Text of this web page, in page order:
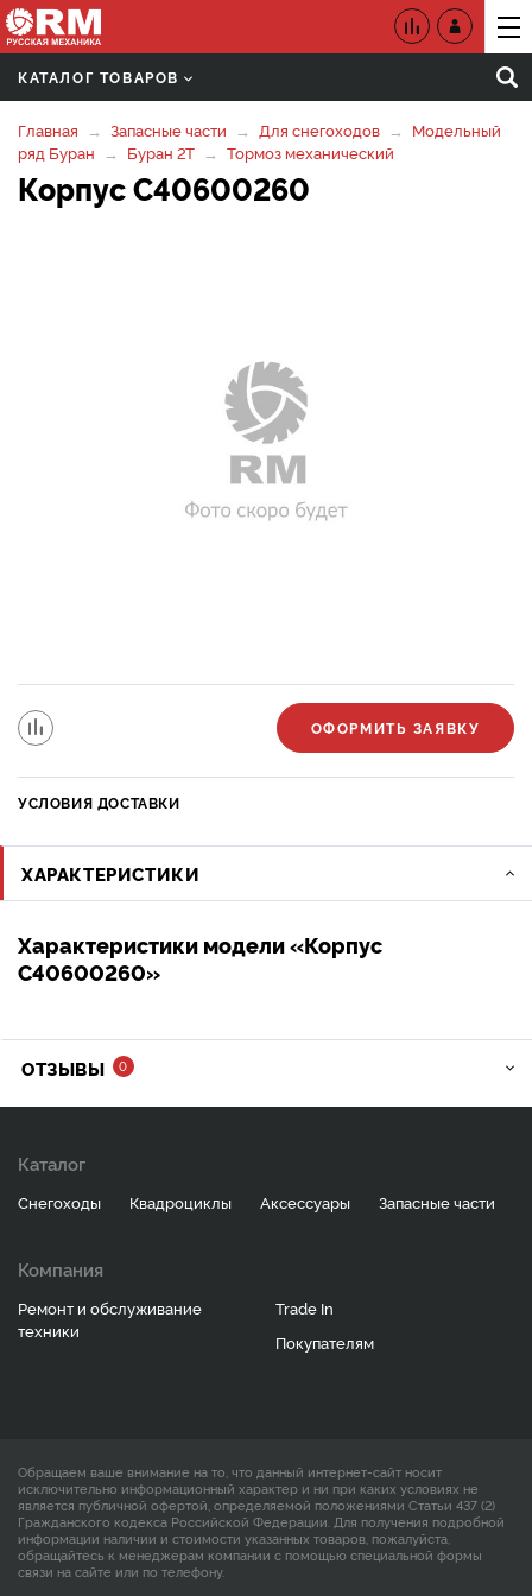
КАТАЛОГ ТОВАРОВ
Главная Запасные части Для снегоходов
Модельный
ряд Буран
Буран 2Т Тормоз механический
Корпус C40600260
ОФОРМИТЬ ЗАЯВКУ
УСЛОВИЯ ДОСТАВКИ
ХАРАКТЕРИСТИКИ
Характеристики модели «Корпус
C40600260»
ОТЗЫВЫ 0
Каталог
Снегоходы Квадроциклы Аксессуары Запасные части
Компания
Ремонт и обслуживание
техники
Trade In
Покупателям
Обращаем ваше внимание на то, что данный интернет-сайт носит
исключительно информационный характер и ни при каких условиях не
является публичной офертой, определяемой положениями Статьи 437 (2)
Гражданского кодекса Российской Федерации. Для получения подробной
информации наличии и стоимости указанных товаров, пожалуйста,
обращайтесь к менеджерам компании с помощью специальной формы
связи на сайте или по телефону.